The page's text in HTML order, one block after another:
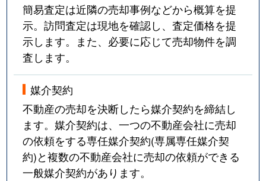
簡易査定は近隣の売却事例などから概算を提
示。訪問査定は現地を確認し、査定価格を提
示します。また、必要に応じて売却物件を調
査します。
媒介契約
不動産の売却を決断したら媒介契約を締結し
ます。媒介契約は、一つの不動産会社に売却
の依頼をする専任媒介契約(専属専任媒介契
約)と複数の不動産会社に売却の依頼ができる
一般媒介契約があります。